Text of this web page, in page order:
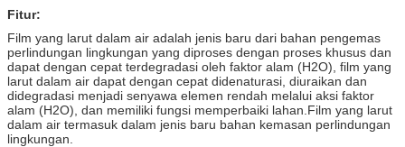
Fitur:
Film yang larut dalam air adalah jenis baru dari bahan pengemas
perlindungan lingkungan yang diproses dengan proses khusus dan
dapat dengan cepat terdegradasi oleh faktor alam (H2O), film yang
larut dalam air dapat dengan cepat didenaturasi, diuraikan dan
didegradasi menjadi senyawa elemen rendah melalui aksi faktor
alam (H2O), dan memiliki fungsi memperbaiki lahan.Film yang larut
dalam air termasuk dalam jenis baru bahan kemasan perlindungan
lingkungan.